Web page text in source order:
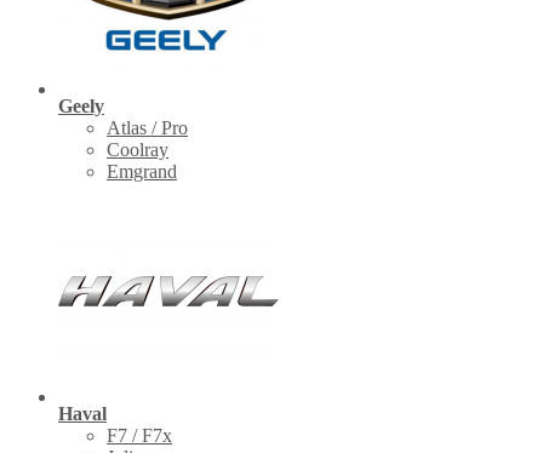
Geely
Atlas / Pro
Coolray
Emgrand
Haval
F7 / F7x